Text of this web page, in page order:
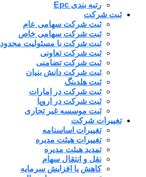
رتبه بندی Epc
ثبت شرکت
ثبت شرکت سهامی عام
ثبت شرکت سهامی خاص
ثبت شرکت با مسئولیت محدود
ثبت شرکت تعاونی
ثبت شرکت تضامنی
ثبت شرکت دانش بنیان
ثبت هلدینگ
ثبت شرکت در امارات
ثبت شرکت در اروپا
ثبت موسسه غیر تجاری
تغییرات شرکت
تغییرات اساسنامه
تغییرات هیئت مدیره
تمدید هیئت مدیره
نقل و انتقال سهام
کاهش یا افزایش سرمایه